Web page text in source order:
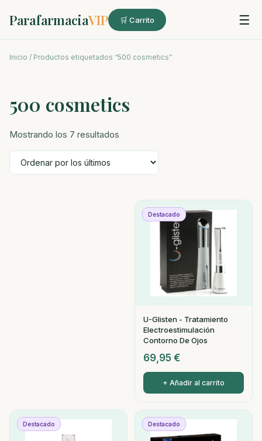
ParafarmaciaVIP 🛒 Carrito ☰
Inicio / Productos etiquetados “500 cosmetics”
500 cosmetics
Mostrando los 7 resultados
por
últimos
Destacado
U-Glisten - Tratamiento
Electroestimulación
Contorno De Ojos
69,95 €
+ Añadir al carrito
Destacado Destacado